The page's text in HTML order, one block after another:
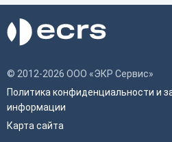
© 2012-2026 ООО «ЭКР Сервис»
Политика конфиденциальности и
информации
Карта сайта